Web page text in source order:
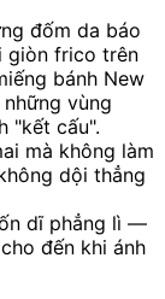
đốm da báo
giòn frico trên
bánh New
vùng
"kết cấu".
mà không làm
dội thẳng
dĩ phẳng lì —
đến khi ánh